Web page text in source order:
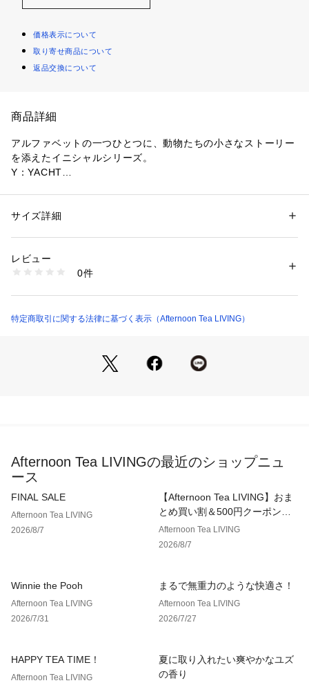
価格表示について
取り寄せ商品について
返品交換について
商品詳細
アルファベットの一つひとつに、動物たちの小さなストーリー
を添えたイニシャルシリーズ。
Y：YACHT
ントし、ミラー裏面に船やイカリ、お魚をモチーフにした総柄
を施してポップなデザインに仕上げました。ケースはミラーが
さばりにくく、デイリーシーンの持ち運びに重宝します。リッ
ご自分用にはもちろん、ご家族やご友人へのギフトにもいかが
性別：レディース
グッズ
ケース：合成皮革
生産国：中国製
JN77-25104965 （ショップ）
サイズ詳細
レビュー
0件
特定商取引に関する法律に基づく表示（Afternoon Tea LIVING）
Afternoon Tea LIVINGの最近のショップニュ
ース
FINAL SALE
Afternoon Tea LIVING
2026/8/7
【Afternoon Tea LIVING】おま
とめ買い割＆500円クーポン！2
点以上で10％、3点以上で15％
OFF！
Afternoon Tea LIVING
2026/8/7
Winnie the Pooh
Afternoon Tea LIVING
2026/7/31
まるで無重力のような快適さ！
Afternoon Tea LIVING
2026/7/27
HAPPY TEA TIME！
Afternoon Tea LIVING
夏に取り入れたい爽やかなユズ
の香り